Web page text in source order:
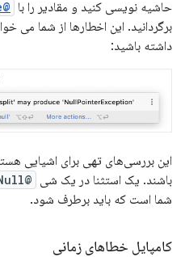
حاشیه نویسی کنید و مقادیر را با @Nullable
برگردانید. این اخطارها از شما می
داشته باشید:
این بررسی‌های تهی برای اشیایی
باشند. یک استثنا در یک شی @NonNull
شما است که باید برطرف شود.
کامپایل خطاهای زمانی